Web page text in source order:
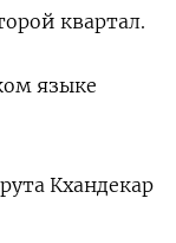
квартал.
языке
Кхандекар